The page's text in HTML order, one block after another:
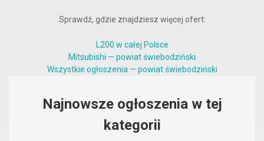
Sprawdź, gdzie znajdziesz więcej ofert:
L200 w całej Polsce
Mitsubishi — powiat świebodziński
Wszystkie ogłoszenia — powiat świebodziński
Najnowsze ogłoszenia w tej
kategorii